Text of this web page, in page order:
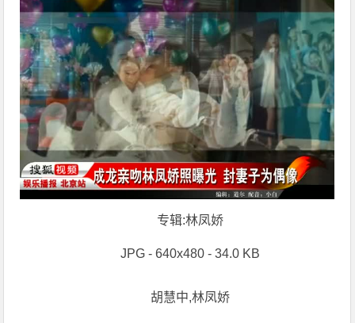
专辑:林凤娇
JPG - 640x480 - 34.0 KB
胡慧中,林凤娇